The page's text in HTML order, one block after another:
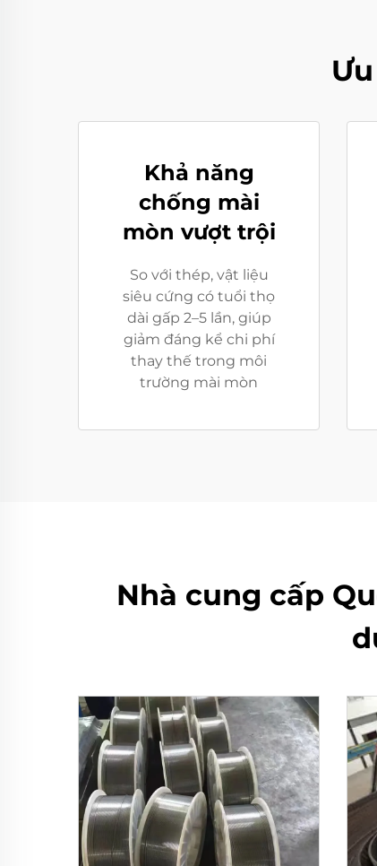
Khả năng
chống mài
mòn vượt trội
So với thép, vật liệu
siêu cứng có tuổi thọ
dài gấp 2–5 lần, giúp
giảm đáng kể chi phí
thay thế trong môi
trường mài mòn
Nhà cung cấp